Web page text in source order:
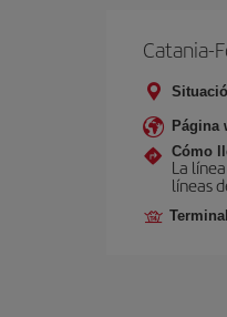
Catania-
Página
Cómo
La
líneas